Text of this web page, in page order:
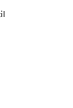
しています。
ころ